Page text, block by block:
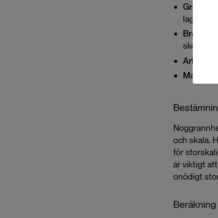
Gruvdrift:
Arkitektur:
och skala.
för
är viktigt
onödigt
Beräkning